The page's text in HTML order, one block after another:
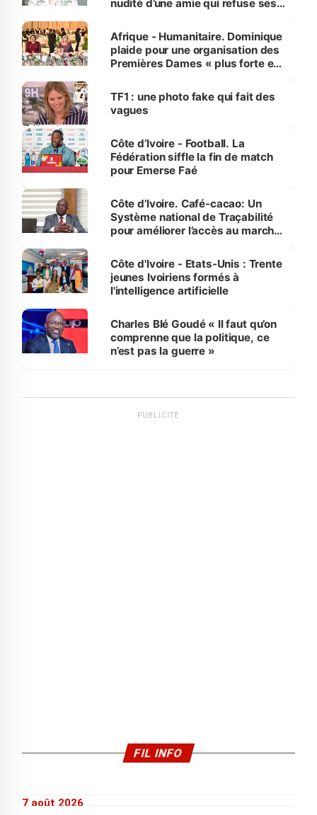
nudité d’une amie qui refuse ses
Afrique - Humanitaire. Dominique
plaide pour une organisation des
Premières Dames « plus forte et
sur la scène internationale »
TF1 : une photo fake qui fait des
vagues
Côte d’Ivoire - Football. La
Fédération siffle la fin de match
pour Emerse Faé
Côte d’Ivoire. Café-cacao: Un
Système national de Traçabilité
pour améliorer l’accès au marché
Côte d'Ivoire - Etats-Unis : Trente
jeunes Ivoiriens formés à
l'intelligence artificielle
Charles Blé Goudé « Il faut qu’on
comprenne que la politique, ce
n’est pas la guerre »
PUBLICITÉ
FIL INFO
7 août 2026